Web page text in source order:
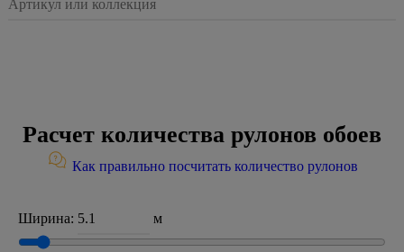
Расчет количества рулонов обоев
Как правильно посчитать количество рулонов
Ширина: м